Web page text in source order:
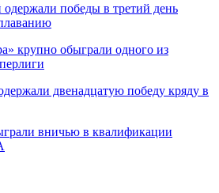
победы в третий день
крупно обыграли одного из
двенадцатую победу кряду в
вничью в квалификации